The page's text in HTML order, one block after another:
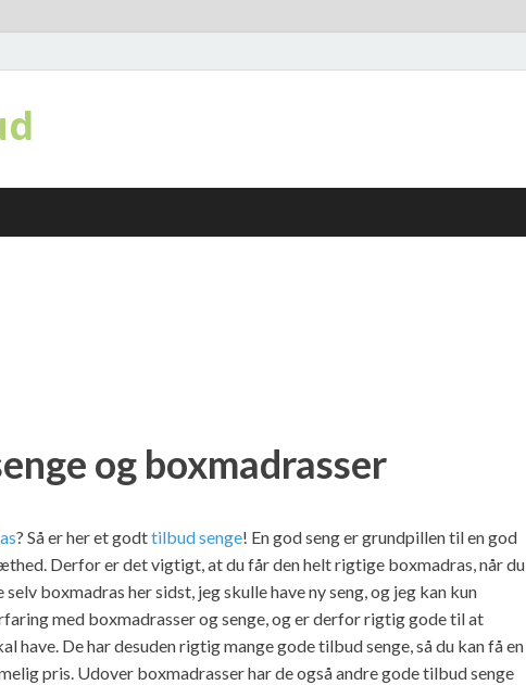
og boxmadrasser
? Så er her et godttilbud senge! En god seng er grundpillen til en god
Derfor er det vigtigt, at du får den helt rigtige boxmadras, når du
boxmadras her sidst, jeg skulle have ny seng, og jeg kan kun
med boxmadrasser og senge, og er derfor rigtig gode til at
have. De har desuden rigtig mange gode tilbud senge, så du kan få en
pris. Udover boxmadrasser har de også andre gode tilbud senge